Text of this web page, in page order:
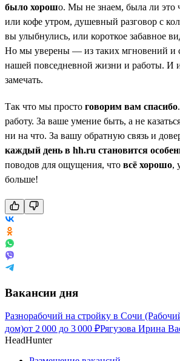
было хорошо. Мы не знаем, была ли это
или кофе утром, душевный разговор с
вы улыбнулись, или короткое забавное
Но мы уверены — из таких мгновений и
нашей повседневной жизни и работы. И
замечать.
Так что мы просто говорим вам спасибо
работу. За ваше умение быть, а не
ни на что. За вашу обратную связь и
каждый день в hh.ru становится
поводов для ощущения, что всё хорошо,
больше!
Вакансии дня
Разнорабочий на стройку в Сочи
дом)от 2 000 до 3 000 ₽Рягузова Ирина
HeadHunter